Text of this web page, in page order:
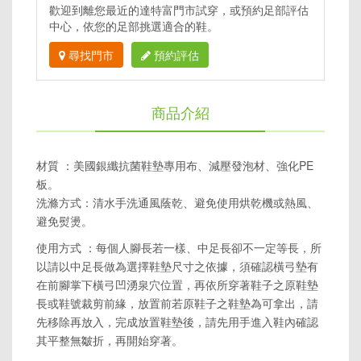
歡迎到離您最近的達特富門市試穿，或預約足部評估
中心，依您的足部挑選適合的鞋。
尋找門市
預約評估
商品介紹
材質 ：美國銀纖抗菌鞋墊專用布、減壓發泡材、強化PE
板。
洗滌方式：清水手洗通風蔭乾、避免使用烘乾機或熱風、
避免熨燙。
使用方式 ：每個人腳長若一樣、中足長卻不一定等長，所
以請以中足長做為選擇鞋墊尺寸之依據，須確認橫弓墊有
在前腳掌下橫弓凹湧泉穴位置，再依所穿著鞋子之原鞋墊
長或鞋號裁剪前緣，放置前若原鞋子之鞋墊為可拿出，請
先移除再放入，完成放置鞋墊後，請先用手進入鞋內確認
其平整無皺折，再開始穿著。